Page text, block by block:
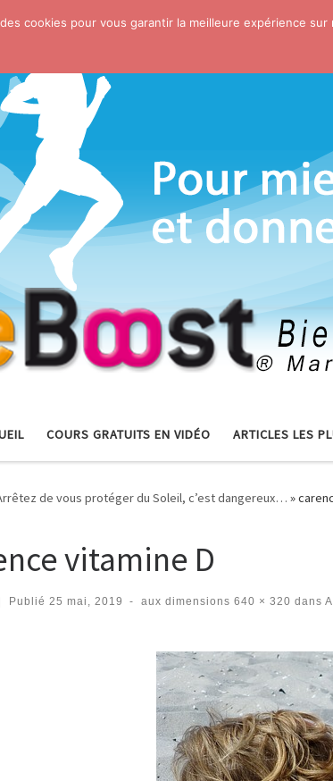
COURS GRATUITS EN VIDÉO ARTICLES LES
de vous protéger du Soleil, c’est dangereux… »
vitamine D
Publié 25 mai, 2019 - aux dimensions 640 × 320 dans
dans les images
cookies pour vous garantir la meilleure expérience